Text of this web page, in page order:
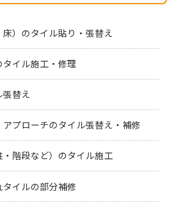
）のタイル貼り・張替え
イル施工・修理
張替え
プローチのタイル張替え・補修
階段など）のタイル施工
イルの部分補修